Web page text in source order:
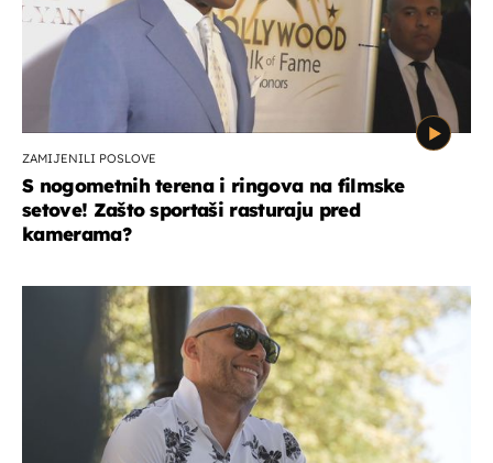
ZAMIJENILI POSLOVE
S nogometnih terena i ringova na filmske
setove! Zašto sportaši rasturaju pred
kamerama?